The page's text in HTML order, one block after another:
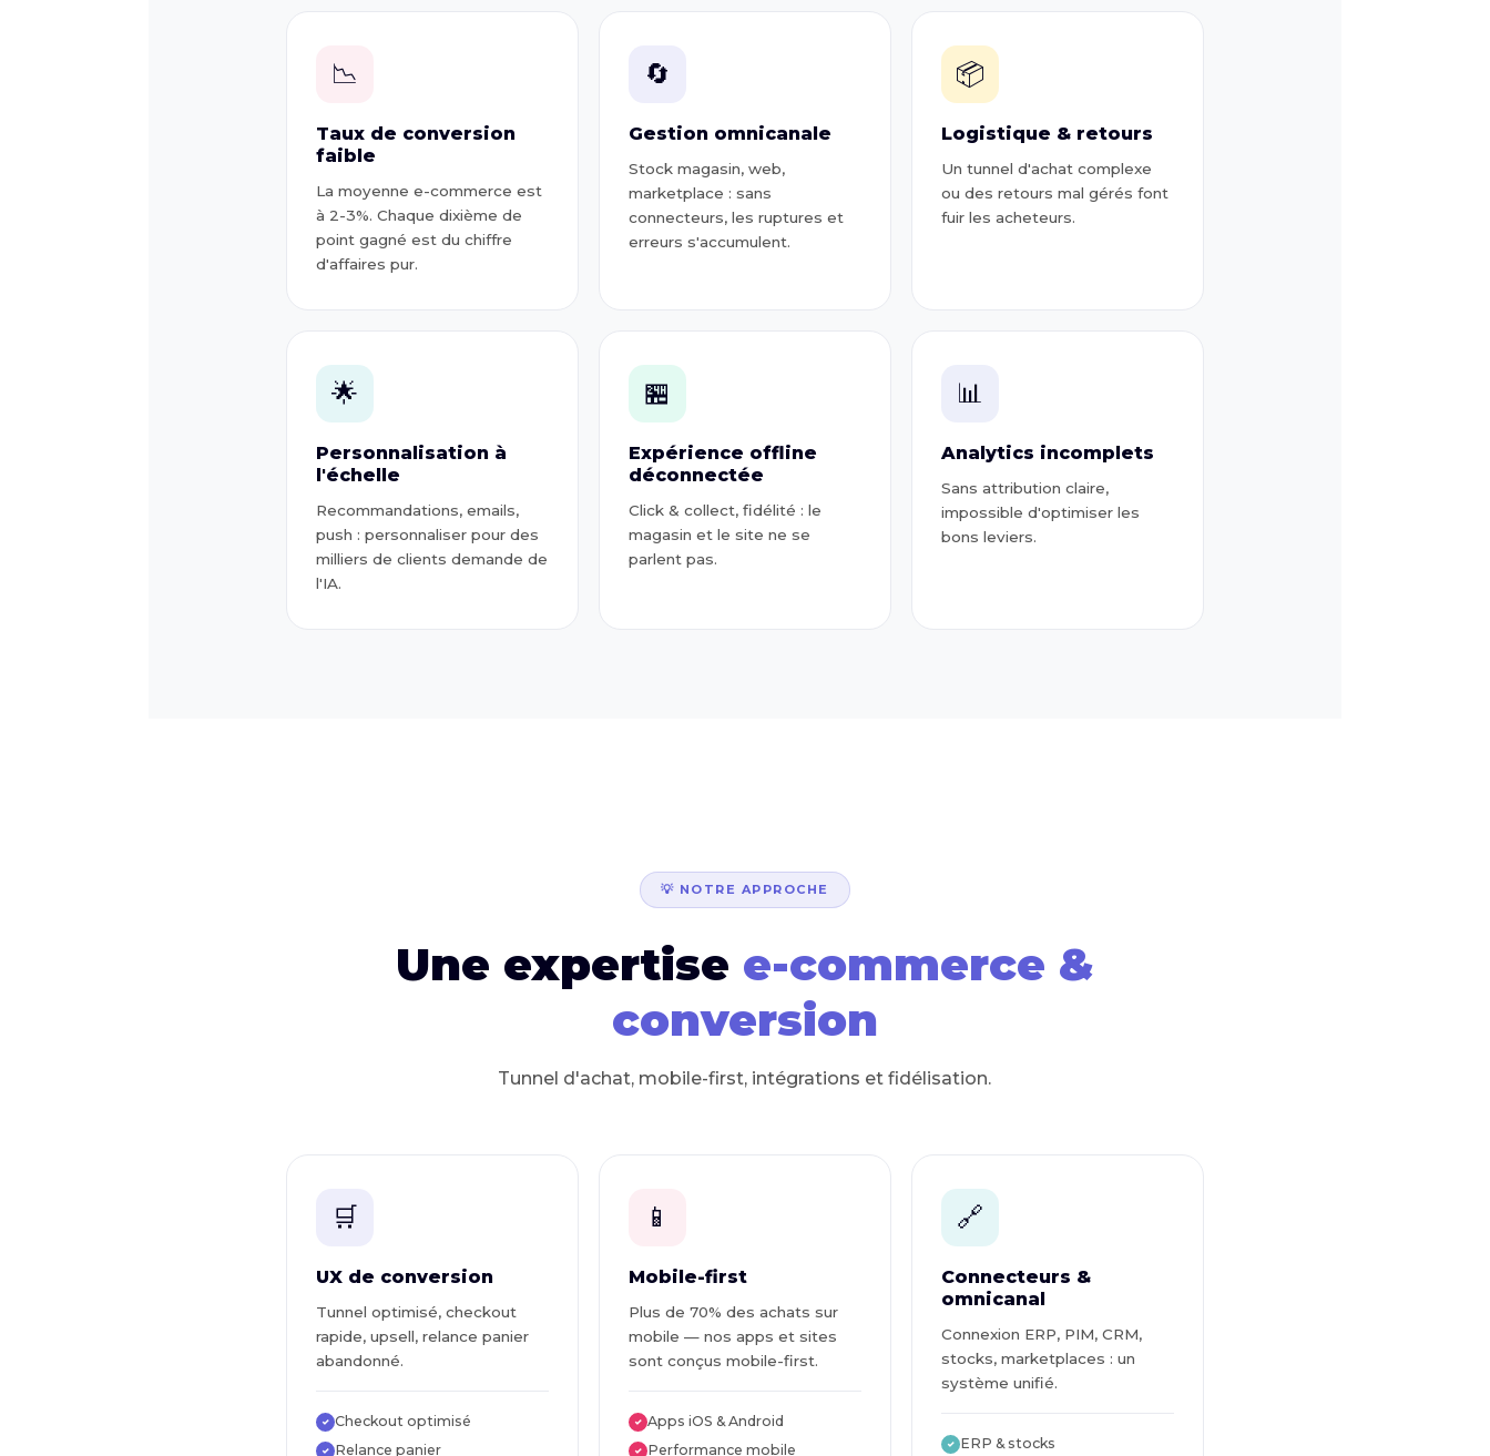
📉
Taux de conversion
faible
La moyenne e-commerce est
à 2-3%. Chaque dixième de
point gagné est du chiffre
d'affaires pur.
🔄
Gestion omnicanale
Stock magasin, web,
marketplace : sans
connecteurs, les ruptures et
erreurs s'accumulent.
📦
Logistique & retours
Un tunnel d'achat complexe
ou des retours mal gérés font
fuir les acheteurs.
🌟
Personnalisation à
l'échelle
Recommandations, emails,
push : personnaliser pour des
milliers de clients demande de
l'IA.
🏪
Expérience offline
déconnectée
Click & collect, fidélité : le
magasin et le site ne se
parlent pas.
📊
Analytics incomplets
Sans attribution claire,
impossible d'optimiser les
bons leviers.
💡 NOTRE APPROCHE
Une expertise e-commerce &
conversion
Tunnel d'achat, mobile-first, intégrations et fidélisation.
🛒
UX de conversion
Tunnel optimisé, checkout
rapide, upsell, relance panier
abandonné.
✓ Checkout optimisé
✓ Relance panier
📱
Mobile-first
Plus de 70% des achats sur
mobile — nos apps et sites
sont conçus mobile-first.
✓ Apps iOS & Android
✓ Performance mobile
🔗
Connecteurs &
omnicanal
Connexion ERP, PIM, CRM,
stocks, marketplaces : un
système unifié.
✓ ERP & stocks